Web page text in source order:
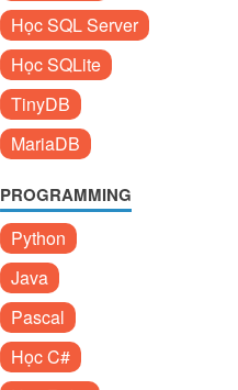
Học SQL Server
Học SQLite
TinyDB
MariaDB
PROGRAMMING
Python
Java
Pascal
Học C#